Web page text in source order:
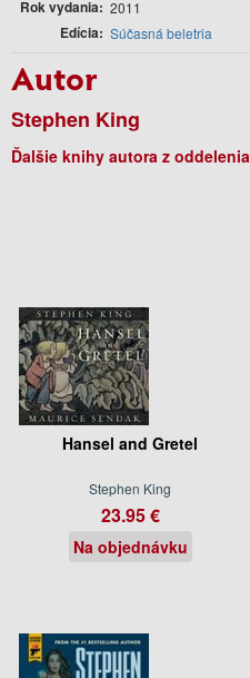
Rok vydania 2011
Edícia Súčasná beletria
Autor
Stephen King
Ďalšie knihy autora z oddelenia
Hansel and Gretel
Stephen King
23.95 €
Na objednávku